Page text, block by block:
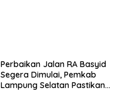
Perbaikan Jalan RA Basyid
Segera Dimulai, Pemkab
Lampung Selatan Pastikan